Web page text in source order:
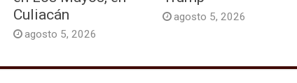
Culiacán
agosto 5, 2026
agosto 5, 2026